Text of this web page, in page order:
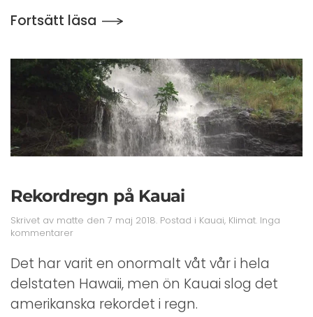
Fortsätt läsa
Rekordregn på Kauai
Skrivet av matte den 7 maj 2018. Postad i Kauai, Klimat. Inga
kommentarertill
Kauai
Det har varit en onormalt våt vår i hela
delstaten Hawaii, men ön Kauai slog det
amerikanska rekordet i regn.